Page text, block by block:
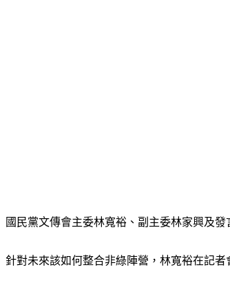
國民黨文傳會主委林寬裕、副主委林家興及
針對未來該如何整合非綠陣營，林寬裕在記